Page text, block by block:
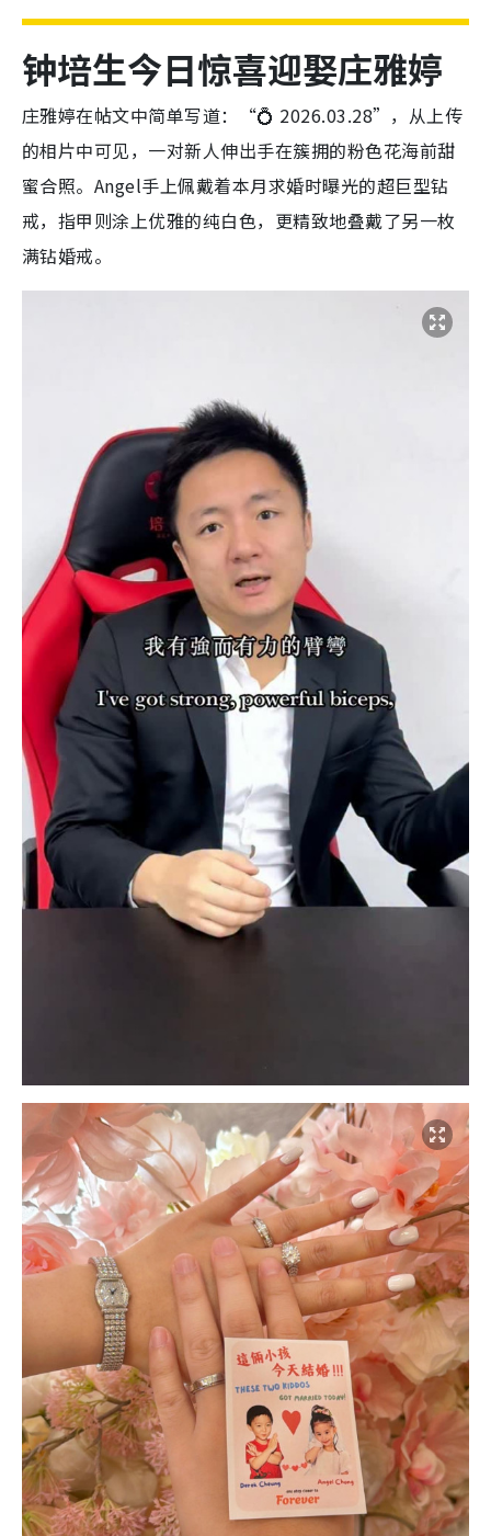
钟培生今日惊喜迎娶庄雅婷
庄雅婷在帖文中简单写道：“💍 2026.03.28”，从上传
的相片中可见，一对新人伸出手在簇拥的粉色花海前甜
蜜合照。Angel手上佩戴着本月求婚时曝光的超巨型钻
戒，指甲则涂上优雅的纯白色，更精致地叠戴了另一枚
满钻婚戒。